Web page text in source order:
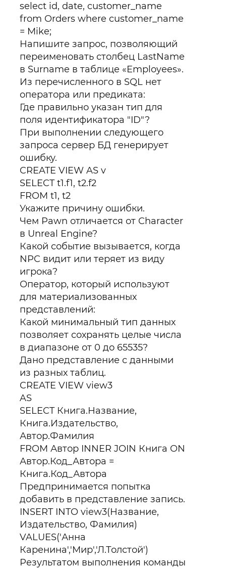
select id, date, customer_name
from Orders where customer_name
= Mike;
Напишите запрос, позволяющий
переименовать столбец LastName
в Surname в таблице «Employees».
Из перечисленного в SQL нет
оператора или предиката:
Где правильно указан тип для
поля идентификатора "ID"?
При выполнении следующего
запроса сервер БД генерирует
ошибку.
CREATE VIEW AS v
SELECT t1.f1, t2.f2
FROM t1, t2
Укажите причину ошибки.
Чем Pawn отличается от Character
в Unreal Engine?
Какой событие вызывается, когда
NPC видит или теряет из виду
игрока?
Оператор, который используют
для материализованных
представлений:
Какой минимальный тип данных
позволяет сохранять целые числа
в диапазоне от 0 до 65535?
Дано представление с данными
из разных таблиц.
CREATE VIEW view3
AS
SELECT Книга.Название,
Книга.Издательство,
Автор.Фамилия
FROM Автор INNER JOIN Книга ON
Автор.Код_Автора =
Книга.Код_Автора
Предпринимается попытка
добавить в представление запись.
INSERT INTO view3(Название,
Издательство, Фамилия)
VALUES('Анна
Каренина','Мир','Л.Толстой')
Результатом выполнения команды